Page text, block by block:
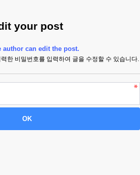
your post
author can edit the post.
한 비밀번호를 입력하여 글을 수정할 수 있습니다.